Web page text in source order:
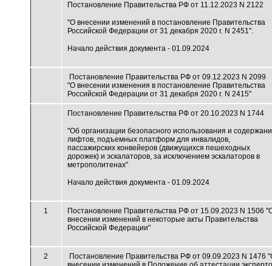
Постановление Правительства РФ от 11.12.2023 N 2122
"О внесении изменений в постановление Правительства
Российской Федерации от 31 декабря 2020 г. N 2451".
Начало действия документа - 01.09.2024
Постановление Правительства РФ от 09.12.2023 N 2099
"О внесении изменения в постановление Правительства
Российской Федерации от 31 декабря 2020 г. N 2415"
Постановление Правительства РФ от 20.10.2023 N 1744
"Об организации безопасного использования и
лифтов, подъемных платформ для инвалидов,
пассажирских конвейеров (движущихся пешеходных
дорожек) и эскалаторов, за исключением эскалаторов в
метрополитенах"
Начало действия документа - 01.09.2024
1
Постановление Правительства РФ от 15.09.2023 N 1506
внесении изменений в некоторые акты Правительства
Российской Федерации"
2
Постановление Правительства РФ от 09.09.2023 N 1476